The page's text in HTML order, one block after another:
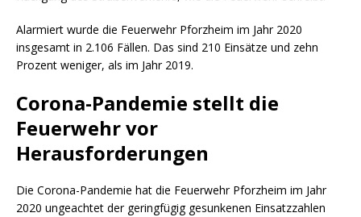
Alarmiert wurde die Feuerwehr Pforzheim im Jahr 2020
insgesamt in 2.106 Fällen. Das sind 210 Einsätze und zehn
Prozent weniger, als im Jahr 2019.
Corona-Pandemie stellt die
Feuerwehr vor
Herausforderungen
Die Corona-Pandemie hat die Feuerwehr Pforzheim im Jahr
2020 ungeachtet der geringfügig gesunkenen Einsatzzahlen